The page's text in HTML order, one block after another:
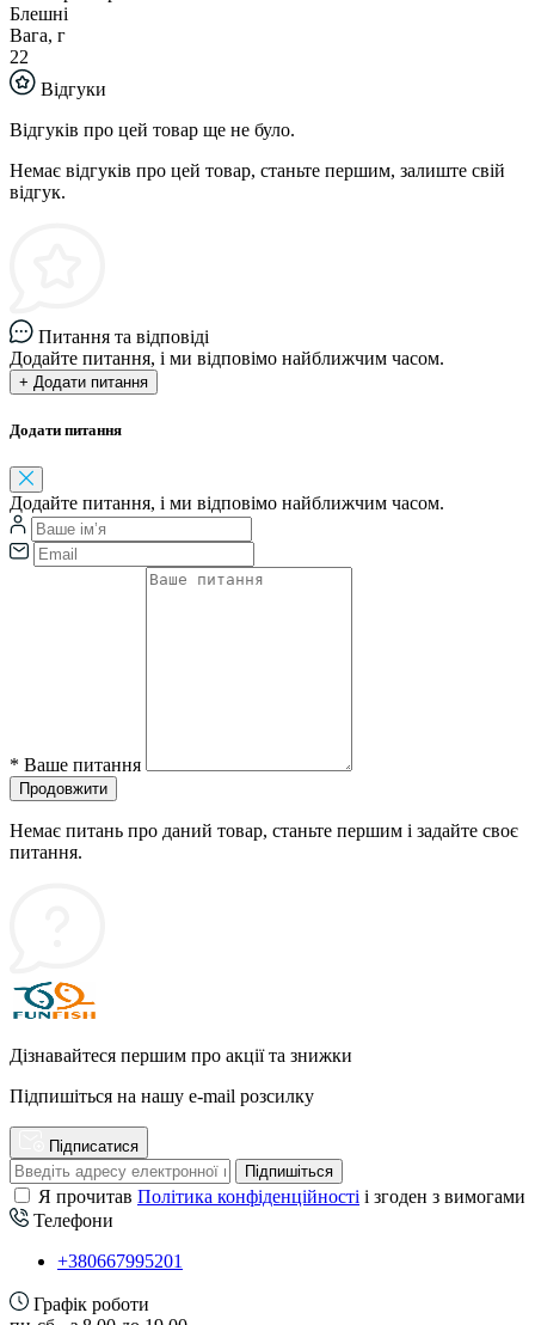
Блешні
Вага, г
22
Відгуки
Відгуків про цей товар ще не було.
Немає відгуків про цей товар, станьте першим, залиште свій
відгук.
Питання та відповіді
Додайте питання, і ми відповімо найближчим часом.
+ Додати питання
Додати питання
Додайте питання, і ми відповімо найближчим часом.
* Ваше питання
Продовжити
Немає питань про даний товар, станьте першим і задайте своє
питання.
Дізнавайтеся першим про акції та знижки
Підпишіться на нашу e-mail розсилку
Підписатися
Підпишіться
Я прочитав Політика конфіденційності і згоден з вимогами
Телефони
+380667995201
Графік роботи